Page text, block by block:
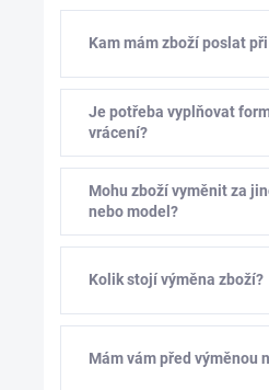
Kam mám zboží poslat
Je potřeba vyplňovat
vrácení?
Mohu zboží vyměnit za
nebo model?
Kolik stojí výměna zboží?
Mám vám před výměnou